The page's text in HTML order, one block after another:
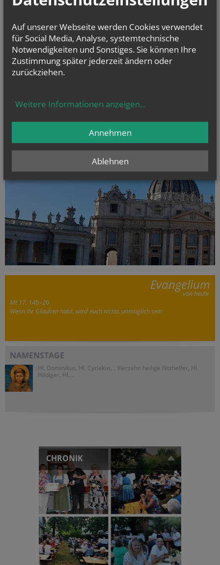
Informationen, Videos als Vorbereitungshilfe
Evangelium
von heute
Mt 17, 14b–20
Wenn ihr Glauben habt, wird euch nichts unmöglich sein
NAMENSTAGE
Hl. Dominikus, Hl. Cyriakus, , Vierzehn heilige Nothelfer, Hl.
Hildiger, Hl....
CHRONIK
Auf unserer Webseite werden Cookies verwendet
für Social Media, Analyse, systemtechnische
Notwendigkeiten und Sonstiges. Sie können Ihre
Zustimmung später jederzeit ändern oder
zurückziehen.
Weitere Informationen anzeigen...
Ablehnen
Annehmen